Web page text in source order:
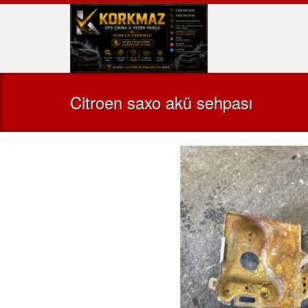
Citroen saxo akü sehpası